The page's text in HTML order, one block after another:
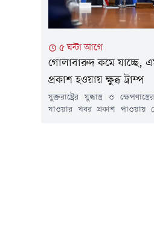
৫ ঘন্টা আগে
গোলাবারুদ কমে যাচ্ছে,
প্রকাশ হওয়ায় ক্ষুব্ধ ট্রাম্প
যুক্তরাষ্ট্রের যুদ্ধাস্ত্র ও
যাওয়ার খবর প্রকাশ পাওয়ায়